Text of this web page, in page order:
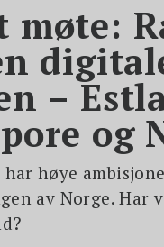
møte:
–
og
høye
av Norge. Har